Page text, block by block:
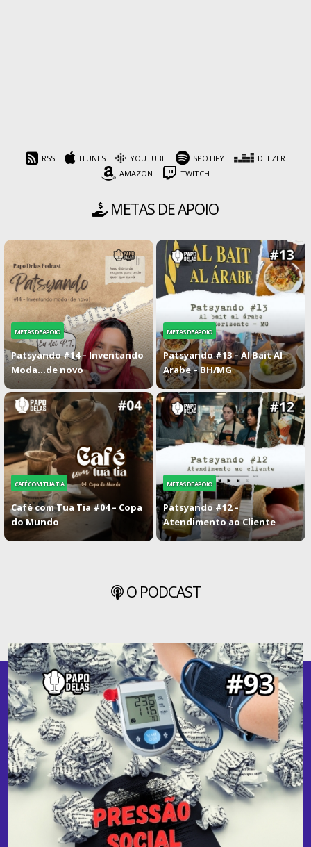
RSS ITUNES YOUTUBE SPOTIFY
DEEZER
AMAZON
TWITCH
METAS DE APOIO
METAS DE APOIO
Patsyando #14 – Inventando
Moda…de novo
METAS DE APOIO
Patsyando #13 – Al Bait Al
Arabe – BH/MG
CAFÉ COM TUA TIA
Café com Tua Tia #04 – Copa
do Mundo
METAS DE APOIO
Patsyando #12 –
Atendimento ao Cliente
O PODCAST